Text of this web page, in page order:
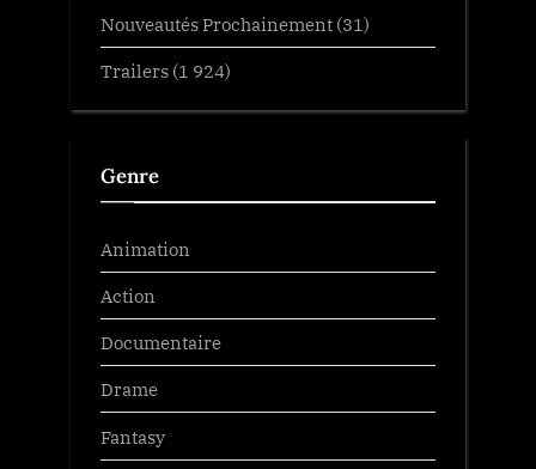
Nouveautés Prochainement (31)
Trailers (1 924)
Genre
Animation
Action
Documentaire
Drame
Fantasy